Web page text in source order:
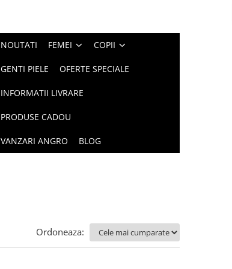
NOUTATI FEMEI COPII
GENTI PIELE OFERTE SPECIALE
INFORMATII LIVRARE
PRODUSE CADOU
VANZARI ANGRO BLOG
Ordoneaza: